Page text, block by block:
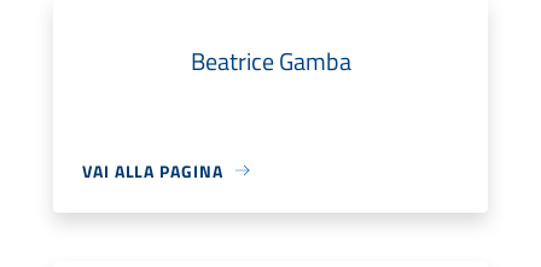
Beatrice Gamba
VAI ALLA PAGINA